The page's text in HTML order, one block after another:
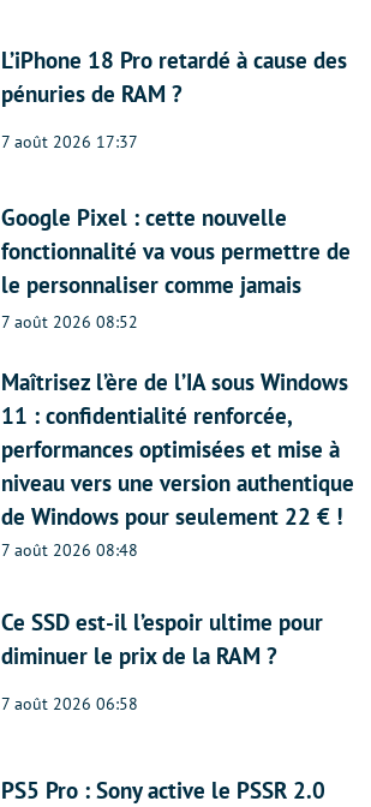
L’iPhone 18 Pro retardé à cause des
pénuries de RAM ?
7 août 2026 17:37
Google Pixel : cette nouvelle
fonctionnalité va vous permettre de
le personnaliser comme jamais
7 août 2026 08:52
Maîtrisez l’ère de l’IA sous Windows
11 : confidentialité renforcée,
performances optimisées et mise à
niveau vers une version authentique
de Windows pour seulement 22 € !
7 août 2026 08:48
Ce SSD est-il l’espoir ultime pour
diminuer le prix de la RAM ?
7 août 2026 06:58
PS5 Pro : Sony active le PSSR 2.0